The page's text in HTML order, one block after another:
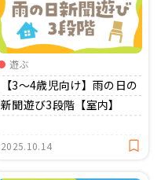
遊ぶ
【3〜4歳児向け】雨の日の
新聞遊び3段階【室内】
2025.10.14